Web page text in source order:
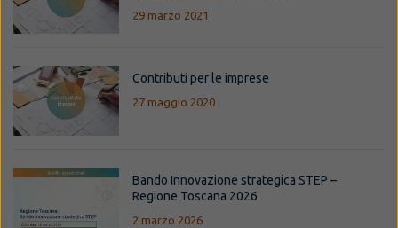
29 marzo 2021
Contributi per le imprese
27 maggio 2020
Bando Innovazione strategica STEP –
Regione Toscana 2026
2 marzo 2026